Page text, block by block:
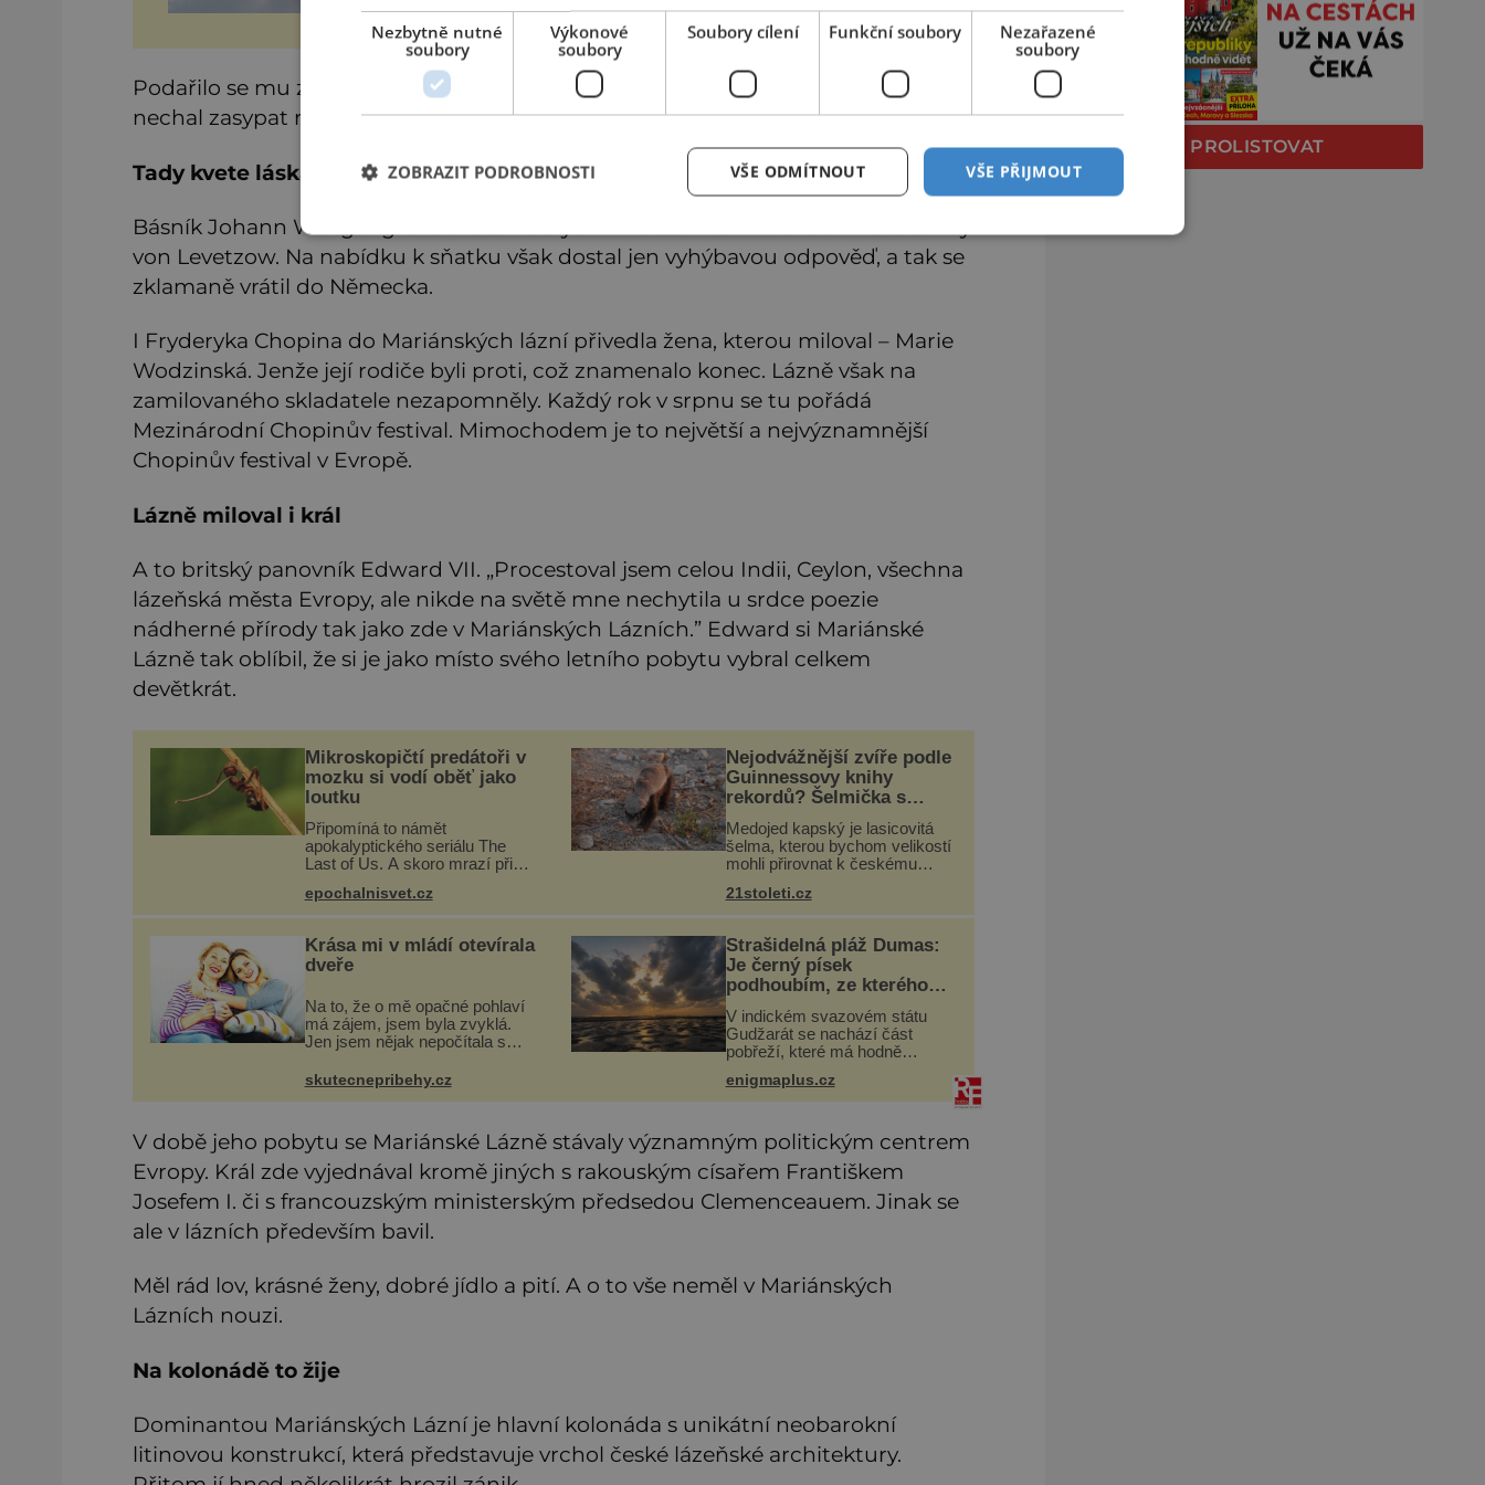
Zajímavé články najdete také naepochaplus.cz
Podařilo se mu získat geniálního zahradního architekta Václava Skalníka, který
nechal zasypat rokle, vysušit bažiny a založil nádherné parky.
Tady kvete láska
Básník Johann Wolfgang Goethe se ve svých 72 letech zamiloval do 17 leté Ulriky
von Levetzow. Na nabídku k sňatku však dostal jen vyhýbavou odpověď, a tak se
zklamaně vrátil do Německa.
I Fryderyka Chopina do Mariánských lázní přivedla žena, kterou miloval – Marie
Wodzinská. Jenže její rodiče byli proti, což znamenalo konec. Lázně však na
zamilovaného skladatele nezapomněly. Každý rok v srpnu se tu pořádá
Mezinárodní Chopinův festival. Mimochodem je to největší a nejvýznamnější
Chopinův festival v Evropě.
Lázně miloval i král
A to britský panovník Edward VII. „Procestoval jsem celou Indii, Ceylon, všechna
lázeňská města Evropy, ale nikde na světě mne nechytila u srdce poezie
nádherné přírody tak jako zde v Mariánských Lázních.” Edward si Mariánské
Lázně tak oblíbil, že si je jako místo svého letního pobytu vybral celkem
devětkrát.
Mikroskopičtí predátoři v
mozku si vodí oběť jako
loutku
Připomíná to námět
apokalyptického seriálu The
Last of Us. A skoro mrazí při
probíhají v přírodě běžně – s
tím rozdílem, že nejde pouze o
infekce parazitickou houbou a
že
epochalnisvet.cz
Nejodvážnější zvíře podle
Guinnessovy knihy
rekordů? Šelmička s
pruhem na hřbetě!
Medojed kapský je lasicovitá
šelma, kterou bychom velikostí
mohli přirovnat k českému
nebojácná, ostatně bývá
označována za nejodvážnější
zvíře vůbec. V této souvislosti
je dokonc
21stoleti.cz
Krása mi v mládí otevírala
dveře
Na to, že o mě opačné pohlaví
má zájem, jsem byla zvyklá.
Jen jsem nějak nepočítala s
zůstanu úplně sama. Když mi
bylo dvacet, rychle jsem zjistila,
skutecnepribehy.cz
Strašidelná pláž Dumas:
Je černý písek
podhoubím, ze kterého
roste zlo?
V indickém svazovém státu
Gudžarát se nachází část
pobřeží, které má hodně
přispívá i černý písek této
pláže. Proč má pláž takové
jsou pravdivé
enigmaplus.cz
V době jeho pobytu se Mariánské Lázně stávaly významným politickým centrem
Evropy. Král zde vyjednával kromě jiných s rakouským císařem Františkem
Josefem I. či s francouzským ministerským předsedou Clemenceauem. Jinak se
ale v lázních především bavil.
Měl rád lov, krásné ženy, dobré jídlo a pití. A o to vše neměl v Mariánských
Lázních nouzi.
Na kolonádě to žije
Dominantou Mariánských Lázní je hlavní kolonáda s unikátní neobarokní
litinovou konstrukcí, která představuje vrchol české lázeňské architektury.
PROLISTOVAT
Nezbytně nutné
soubory
Výkonové
soubory
Soubory cílení Funkční soubory
Nezařazené
soubory
VŠE PŘIJMOUT
VŠE ODMÍTNOUT
ZOBRAZIT PODROBNOSTI